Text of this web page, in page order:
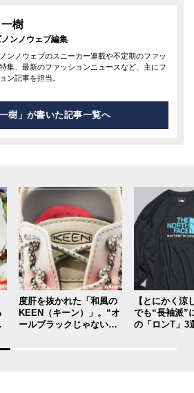
樹
ノンノウェブ編集
ンノウェブのスニーカー連載や不定期のファッ
集、最新のファッションニュースなど、主にフ
ン記事を担当。
一樹」が書いた記事一覧へ
度肝を抜かれた「和風の
KEEN（キーン）」。“オ
ールブラックじゃないほ
【とにかく涼
でも“長袖派”
の「ロンT」3